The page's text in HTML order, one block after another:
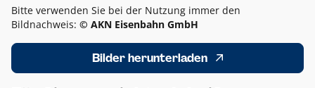
Bitte verwenden Sie bei der Nutzung immer den
Bildnachweis: © AKN Eisenbahn GmbH
Bilder herunterladen